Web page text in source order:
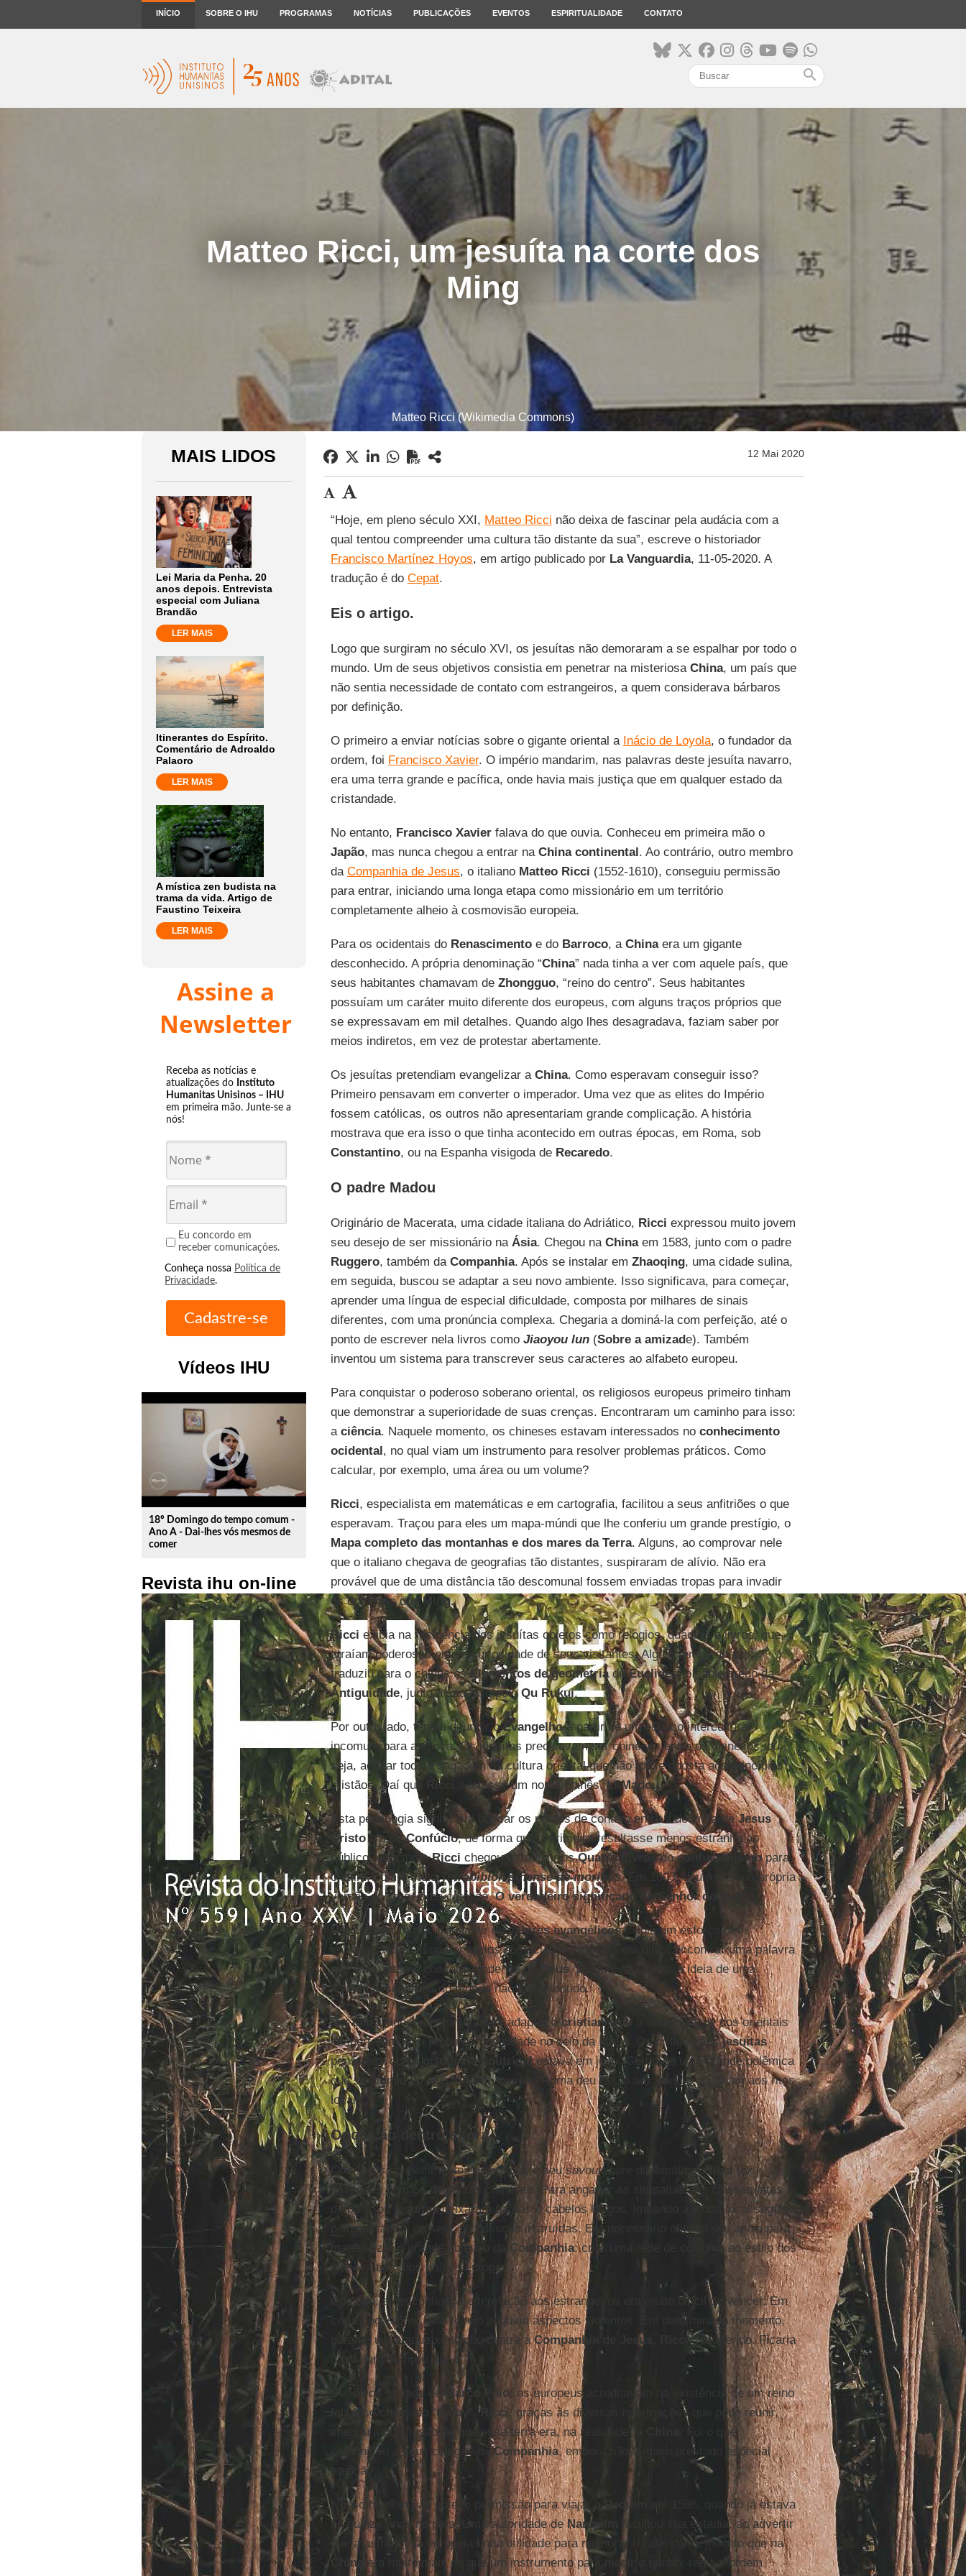
INÍCIO SOBRE O IHU PROGRAMAS NOTÍCIAS PUBLICAÇÕES EVENTOS ESPIRITUALIDADE CONTATO
search
Matteo Ricci, um jesuíta na corte dos
Ming
Matteo Ricci (Wikimedia Commons)
MAIS LIDOS
Lei Maria da Penha. 20
anos depois. Entrevista
especial com Juliana
Brandão
LER MAIS
Itinerantes do Espírito.
Comentário de Adroaldo
Palaoro
LER MAIS
A mística zen budista na
trama da vida. Artigo de
Faustino Teixeira
LER MAIS
Assine a
Newsletter
Receba as notícias e
atualizações do Instituto
Humanitas Unisinos – IHU
em primeira mão. Junte-se a
nós!
Eu concordo em
receber comunicações.
Conheça nossa Política de
Privacidade.
Vídeos IHU
play_circle_outline
18º Domingo do tempo comum -
Ano A - Dai-lhes vós mesmos de
comer
Revista ihu on-line
12 Mai 2020
“Hoje, em pleno século XXI, Matteo Ricci não deixa de fascinar pela audácia com a
qual tentou compreender uma cultura tão distante da sua”, escreve o historiador
Francisco Martínez Hoyos, em artigo publicado por La Vanguardia, 11-05-2020. A
tradução é do Cepat.
Eis o artigo.
Logo que surgiram no século XVI, os jesuítas não demoraram a se espalhar por todo o
mundo. Um de seus objetivos consistia em penetrar na misteriosa China, um país que
não sentia necessidade de contato com estrangeiros, a quem considerava bárbaros
por definição.
O primeiro a enviar notícias sobre o gigante oriental a Inácio de Loyola, o fundador da
ordem, foi Francisco Xavier. O império mandarim, nas palavras deste jesuíta navarro,
era uma terra grande e pacífica, onde havia mais justiça que em qualquer estado da
cristandade.
No entanto, Francisco Xavierfalava do que ouvia. Conheceu em primeira mão o
Japão, mas nunca chegou a entrar na China continental. Ao contrário, outro membro
da Companhia de Jesus, o italiano Matteo Ricci (1552-1610), conseguiu permissão
para entrar, iniciando uma longa etapa como missionário em um território
completamente alheio à cosmovisão europeia.
Para os ocidentais do Renascimentoe do Barroco, a Chinaera um gigante
desconhecido. A própria denominação “China” nada tinha a ver com aquele país, que
seus habitantes chamavam de Zhongguo, “reino do centro”. Seus habitantes
possuíam um caráter muito diferente dos europeus, com alguns traços próprios que
se expressavam em mil detalhes. Quando algo lhes desagradava, faziam saber por
meios indiretos, em vez de protestar abertamente.
Os jesuítas pretendiam evangelizar a China. Como esperavam conseguir isso?
Primeiro pensavam em converter o imperador. Uma vez que as elites do Império
fossem católicas, os outros não apresentariam grande complicação. A história
mostrava que era isso o que tinha acontecido em outras épocas, em Roma, sob
Constantino, ou na Espanha visigoda de Recaredo.
O padre Madou
Originário de Macerata, uma cidade italiana do Adriático, Ricci expressou muito jovem
seu desejo de ser missionário na Ásia. Chegou na Chinaem 1583, junto com o padre
Ruggero, também da Companhia. Após se instalar em Zhaoqing, uma cidade sulina,
em seguida, buscou se adaptar a seu novo ambiente. Isso significava, para começar,
aprender uma língua de especial dificuldade, composta por milhares de sinais
diferentes, com uma pronúncia complexa. Chegaria a dominá-la com perfeição, até o
ponto de escrever nela livros como Jiaoyou lun(Sobre a amizade). Também
inventou um sistema para transcrever seus caracteres ao alfabeto europeu.
Para conquistar o poderoso soberano oriental, os religiosos europeus primeiro tinham
que demonstrar a superioridade de suas crenças. Encontraram um caminho para isso:
a ciência. Naquele momento, os chineses estavam interessados no conhecimento
ocidental, no qual viam um instrumento para resolver problemas práticos. Como
calcular, por exemplo, uma área ou um volume?
Ricci, especialista em matemáticas e em cartografia, facilitou a seus anfitriões o que
esperavam. Traçou para eles um mapa-múndi que lhe conferiu um grande prestígio, o
Mapa completo das montanhas e dos mares da Terra. Alguns, ao comprovar nele
que o italiano chegava de geografias tão distantes, suspiraram de alívio. Não era
provável que de uma distância tão descomunal fossem enviadas tropas para invadir
os domínios dosMing.
Ricci exibia na residência dos jesuítas objetos como relógios, quadros e livros, que
atraíam poderosamente a curiosidade de seus visitantes. Algum tempo depois,
traduziu para o chinês osElementos de geometriadeEuclides, o sábio grego da
Antiguidade, junto a seu discípuloQu Rukui.
Por outro lado, tentou difundir oEvangelhoa partir de um esboço intercultural
incomum para a época. Os jesuítas precisavam ser chineses entre os chineses, ou
seja, aceitar toda a bagagem da cultura oriental que não fosse oposta aos princípios
cristãos. Daí que
Ricci adotasse um nome chinês,Li Madou.
Esta pedagogia significava buscar os pontos de contato entre a doutrina deJesus
Cristoe a deConfúcio, de forma que a primeira resultasse menos estranha ao
público autóctone.Ricci chegou a traduzir osQuatro Livrosdoconfucionismopara
o latim, com o títuloTetrabiblon sinense de moribus. Em 1603, deu à luz sua própria
versão do catecismo católico,O verdadeiro significado do Senhor do Céu
De qualquer forma, transmitir osvalores evangélicosexigia um esforço de
imaginação para superar sérios obstáculos. Inclusive era difícil encontrar uma palavra
que traduzisse o conceito ocidental de
Deus, porque, na
, a ideia de uma
divindade separada do mundo não fazia sentido.
Por outro lado, os esforços para adaptar ocristianismo
à sensibilidade dos orientais
despertaram uma profunda hostilidade no seio da Igreja. Os críticos aosjesuítas
pensavam que a
ortodoxia doutrinalestava em jogo. Gerou-se uma grande polêmica
que se dirimiu no século XVIII, quando Roma deu razão aos que se opunham aos ritos
locais.
Oposição dentro e fora
Com seus conhecimentos científicos e seusavouir faire diplomático,Ricci
fez
amizades com os dirigentes chineses. Para angariar as simpatias das classes altas
do país, os
jesuítasdeixaram barbas e cabelos longos, imitando a moda local seguida
pelos letrados, ou seja, as pessoas instruídas. Era necessário obter o seu apoio para
materializar o grande objetivo da Companhia: criar uma rede de colégios ao estilo dos
que existiam nos países europeus.
Contudo, a desconfiança em relação aos estrangeiros era muito difícil de vencer. Em
certas ocasiões, este receio adquiria aspectos violentos. Em determinado momento,
durante um ataque xenófobo contra aCompanhia de Jesus Riccificou ferido. Ficaria
coxo para sempre.
Desde os tempos deMarco Polo, os europeus acreditavam na existência de um reino
fabuloso chamado “Catay ”.Ricci, graças às diversas informações que pôde reunir,
chegou à conclusão de que essa terra era, na realidade, a
. Foi o que
comunicou a seus colegas daCompanhia, embora não tenham prestado especial
atenção.
Nosso homem não obteve permissão para viajar aPequim
até 1598, quando já estava
há quinze anos no país. Uma autoridade deNanquim
facilitou sua estadia, ao advertir
que a astronomia europeia tinha utilidade para melhorar o calendário, invento que na
China
era muito mais do que um instrumento para medir o tempo: regia a ordem